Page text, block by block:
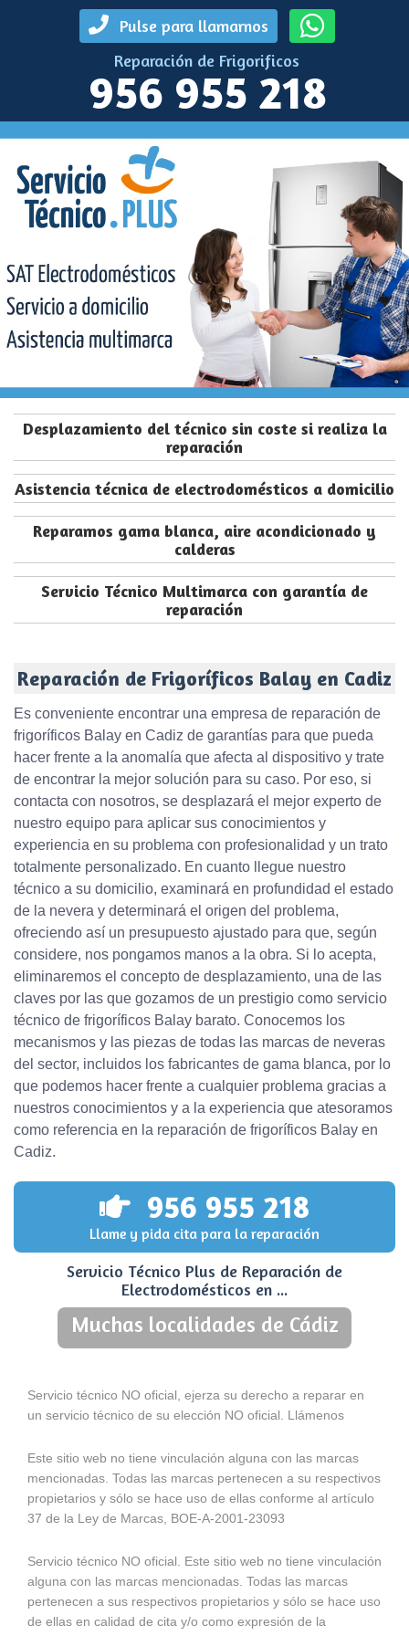
Pulse para llamarnos
Reparación de Frigorificos
956 955 218
Desplazamiento del técnico sin coste si realiza la
reparación
Asistencia técnica de electrodomésticos a domicilio
Reparamos gama blanca, aire acondicionado y
calderas
Servicio Técnico Multimarca con garantía de
reparación
Reparación de Frigoríficos Balay en Cadiz
Es conveniente encontrar una empresa de reparación de
frigoríficos Balay en Cadiz de garantías para que pueda
hacer frente a la anomalía que afecta al dispositivo y trate
de encontrar la mejor solución para su caso. Por eso, si
contacta con nosotros, se desplazará el mejor experto de
nuestro equipo para aplicar sus conocimientos y
experiencia en su problema con profesionalidad y un trato
totalmente personalizado. En cuanto llegue nuestro
técnico a su domicilio, examinará en profundidad el estado
de la nevera y determinará el origen del problema,
ofreciendo así un presupuesto ajustado para que, según
considere, nos pongamos manos a la obra. Si lo acepta,
eliminaremos el concepto de desplazamiento, una de las
claves por las que gozamos de un prestigio como servicio
técnico de frigoríficos Balay barato. Conocemos los
mecanismos y las piezas de todas las marcas de neveras
del sector, incluidos los fabricantes de gama blanca, por lo
que podemos hacer frente a cualquier problema gracias a
nuestros conocimientos y a la experiencia que atesoramos
como referencia en la reparación de frigoríficos Balay en
Cadiz.
956 955 218
Llame y pida cita para la reparación
Servicio Técnico Plus de Reparación de
Electrodomésticos en ...
Muchas localidades de Cádiz
Servicio técnico NO oficial, ejerza su derecho a reparar en
un servicio técnico de su elección NO oficial. Llámenos
Este sitio web no tiene vinculación alguna con las marcas
mencionadas. Todas las marcas pertenecen a su respectivos
propietarios y sólo se hace uso de ellas conforme al artículo
37 de la Ley de Marcas, BOE-A-2001-23093
Servicio técnico NO oficial. Este sitio web no tiene vinculación
alguna con las marcas mencionadas. Todas las marcas
pertenecen a sus respectivos propietarios y sólo se hace uso
de ellas en calidad de cita y/o como expresión de la